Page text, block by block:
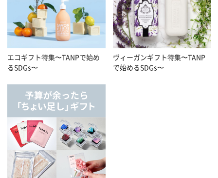
エコギフト特集〜TANPで始め
るSDGs〜
ヴィーガンギフト特集〜TANP
で始めるSDGs〜